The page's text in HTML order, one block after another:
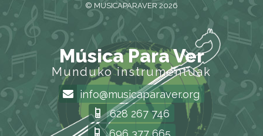
© MUSICAPARAVER 2026
Música Para Ver
Munduko instrumentuak
info@musicaparaver.org
628 267 746
696 377 665